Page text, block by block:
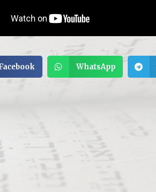
WhatsApp